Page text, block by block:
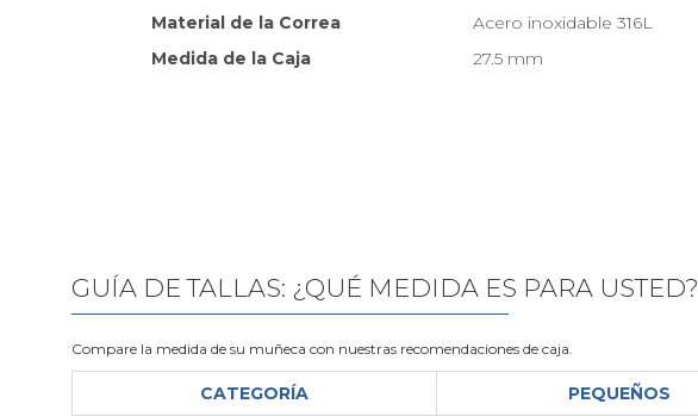
Material de la Correa
Acero inoxidable 316L
Medida de la Caja
27.5 mm
GUÍA DE TALLAS: ¿QUÉ MEDIDA ES PARA USTED?
Compare la medida de su muñeca con nuestras recomendaciones de caja.
CATEGORÍA PEQUEÑOS